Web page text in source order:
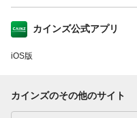
カインズ公式アプリ
iOS版
カインズのその他のサイト